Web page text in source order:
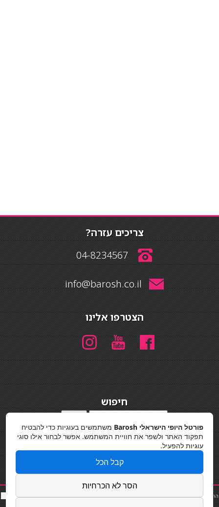
צריכים עזרה?
04-8234567
info@barosh.co.il
הצטרפו אלינו
חיפוש
מדיניות פרטיות
החלקות שיער|תאורה לבית|פאות ותוספות שיער|נייל סטודיו|תוספות שיער|שף פרטי|כ
סאות
פורטל היופי הישראלי Barosh
משתמשים בעוגיות כדי להבטיח
תפקוד האתר ולשפר את חוויית המשתמש. אפשר לבחור אילו סוגי
עוגיות להפעיל.
קבל הכל
הסר לא הכרחיות